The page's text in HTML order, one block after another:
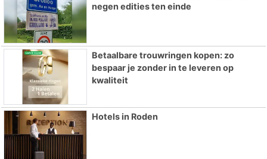
negen edities ten einde
Betaalbare trouwringen kopen: zo
bespaar je zonder in te leveren op
kwaliteit
Hotels in Roden